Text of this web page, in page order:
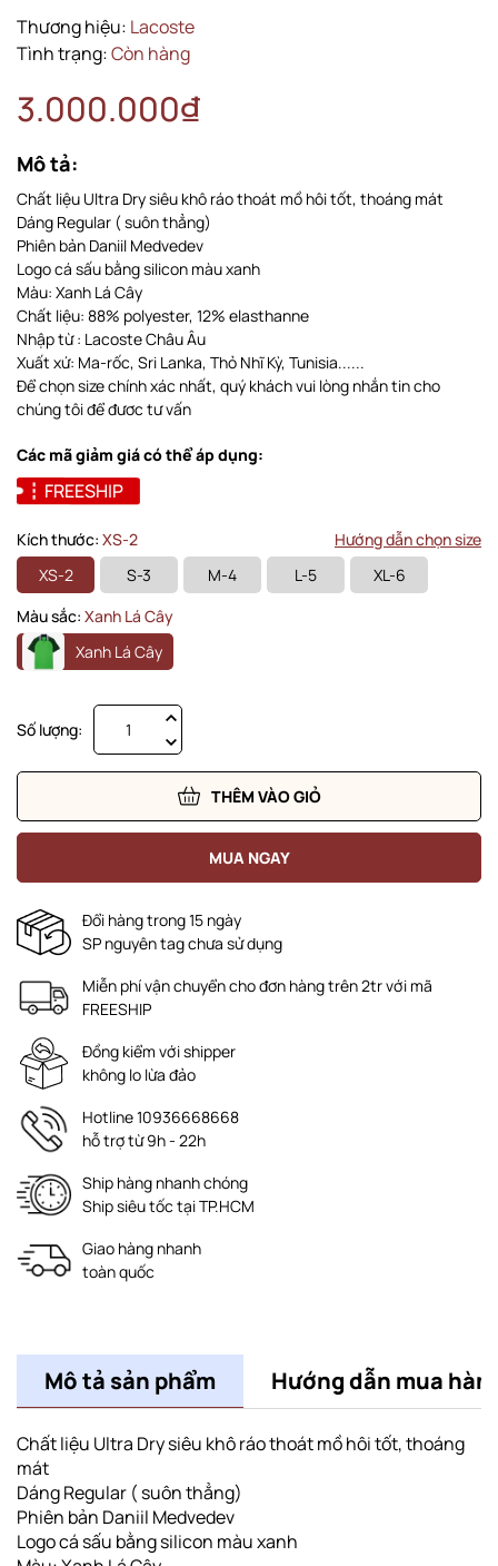
Thương hiệu: Lacoste
Tình trạng:Còn hàng
3.000.000₫
Mô tả:
Chất liệu Ultra Dry siêu khô ráo thoát mồ hôi tốt, thoáng mát
Dáng Regular ( suôn thẳng)
Phiên bản Daniil Medvedev
Logo cá sấu bằng silicon màu xanh
Màu: Xanh Lá Cây
Chất liệu: 88% polyester, 12% elasthanne
Nhập từ : Lacoste Châu Âu
Xuất xứ: Ma-rốc, Sri Lanka, Thỏ Nhĩ Kỳ, Tunisia......
Để chọn size chính xác nhất, quý khách vui lòng nhắn tin cho
chúng tôi để đươc tư vấn
Các mã giảm giá có thể áp dụng:
FREESHIP
Kích thước: XS-2
Hướng dẫn chọn size
XS-2
S-3 M-4 L-5
XL-6
Màu sắc: Xanh Lá Cây
Xanh Lá Cây
Số lượng:
THÊM VÀO GIỎ
MUA NGAY
Đổi hàng trong 15 ngày
SP nguyên tag chưa sử dụng
Miễn phí vận chuyển cho đơn hàng trên 2tr với mã
FREESHIP
Đồng kiểm với shipper
không lo lừa đảo
Hotline 10936668668
hỗ trợ từ 9h - 22h
Ship hàng nhanh chóng
Ship siêu tốc tại TP.HCM
Giao hàng nhanh
toàn quốc
Mô tả sản phẩm Hướng dẫn mua
Chất liệu Ultra Dry siêu khô ráo thoát mồ hôi tốt, thoáng
mát
Dáng Regular ( suôn thẳng)
Phiên bản Daniil Medvedev
Logo cá sấu bằng silicon màu xanh